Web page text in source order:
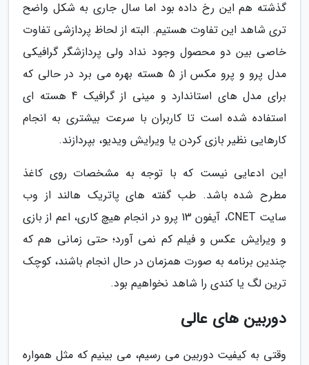
گذشته هم این رخ داده بود اما سال جاری به شکل واضح
تری شاهد این تفاوت هستیم. البته از لحاظ پردازشی تفاوت
خاصی بین دو محصول وجود نداد ولی پردازشگر گرافیکی
مدل پرو و پرو مکس از 5 هسته بهره می برد در حالی که
برای مدل های استاندارد و مینی از گرافیک 4 هسته ای
استفاده شده است تا کاربران با سرعت بیشتری به انجام
کارهایی نظیر بازی کردن یا ویرایش ویدیو، بپردازند.
این ادعایی نیست که با توجه به مشخصات روی کاغذ
مطرح شده باشد. طب گفته های پاتریک هالند از وب
سایت CNET، آیفون 13 پرو در انجام هیچ کاری، اعم از بازی
و ویرایش عکس و فیلم کم نمی آورد؛ حتی زمانی هم که
چندین برنامه به صورت همزمان در حال انجام باشند، کوچک
ترین لگ یا کندی را شاهد نخواهیم بود.
دوربین های عالی
وقتی به کیفیت دوربین می رسیم، می بینیم که مثل همواره